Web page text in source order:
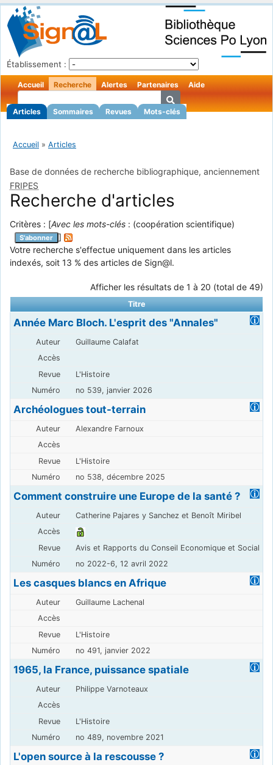
Établissement :
Accueil Recherche
Articles Sommaires Revues Mots-clés
Alertes Partenaires Aide
Accueil » Articles
Base de données de recherche bibliographique, anciennement
FRIPES
Recherche d'articles
Critères : [Avec les mots-clés : (coopération scientifique)
S'abonner
]
Votre recherche s'effectue uniquement dans les articles
indexés, soit 13 % des articles de Sign@l.
Afficher les résultats de 1 à 20 (total de 49)
Titre
Année Marc Bloch. L'esprit des "Annales"
Guillaume Calafat
L'Histoire
no 539, janvier 2026
Archéologues tout-terrain
Alexandre Farnoux
L'Histoire
no 538, décembre 2025
Comment construire une Europe de la santé ?
Catherine Pajares y Sanchez et Benoît Miribel
Avis et Rapports du Conseil Economique et Social
no 2022-6, 12 avril 2022
Les casques blancs en Afrique
Guillaume Lachenal
L'Histoire
no 491, janvier 2022
1965, la France, puissance spatiale
Philippe Varnoteaux
L'Histoire
no 489, novembre 2021
L'open source à la rescousse ?